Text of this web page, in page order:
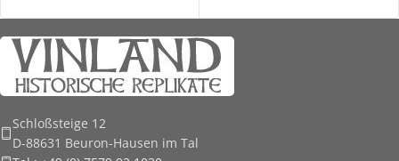
Schloßsteige 12
D-88631 Beuron-Hausen im Tal